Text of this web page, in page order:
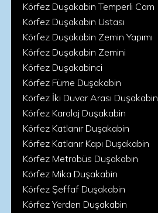
Körfez Duşakabin Temperli Cam
Körfez Duşakabin Ustası
Körfez Duşakabin Zemin Yapımı
Körfez Duşakabin Zemini
Körfez Duşakabinci
Körfez Füme Duşakabin
Körfez İki Duvar Arası Duşakabin
Körfez Karolaj Duşakabin
Körfez Katlanır Duşakabin
Körfez Katlanır Kapı Duşakabin
Körfez Metrobüs Duşakabin
Körfez Mika Duşakabin
Körfez Şeffaf Duşakabin
Körfez Yerden Duşakabin